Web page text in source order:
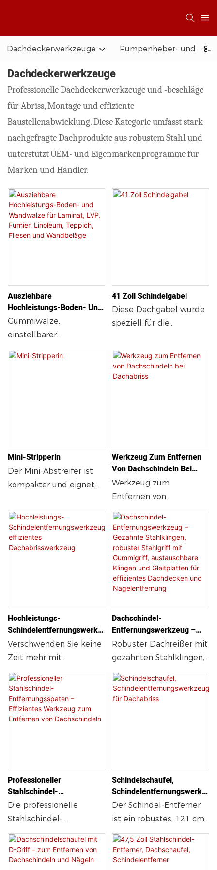
Dachdeckerwerkzeuge Pumpenheber- und
Dachdeckerwerkzeuge
Professionelle Dachdeckerwerkzeuge und -beschläge
für Abriss, Montage und effiziente
Baustellenabwicklung. Diese Kategorie umfasst stark
nachgefragte Dachprodukte aus robustem Stahl und
unterstützt OEM- und Eigenmarkenprogramme für
Marken und Händler.
Ausziehbare
Hochleistungs-Boden- Und
Wandwalze Für Laminat,
LVP, Furnier, Linoleum,
Wandbeläge
Gummiwalze,
einstellbarer
Walzendruck, robuste
Bodenwalze,
41 Zoll Schindelgabel
Diese Dachgabel wurde
speziell für die
Bitumenschindeln
entwickelt. Sie verfügt
über einen 104 cm
Werkzeug lassen sich
selbst anspruchsvollste
Dacharbeiten mühelos
bewältigen. Der
Gabelkopf ist robust und
geschmiedet.
Mini-Stripperin
Der Mini-Abstreifer ist
kompakter und eignet
zugängliche Stellen an
Dachgauben,
Dachüberständen,
Stufenblechen und zum
leichter Stahlgriff,
komfortabler D-Griff aus
Kunststoff, 11ga
hochfester, gehärteter
Stahl, robotergeschweißt
für Stabilität und
Langlebigkeit. Geeignet
für private und
gewerbliche Nutzung.
Werkzeug Zum Entfernen
Von Dachschindeln Bei
Dachabriss
Werkzeug zum
Entfernen von
Dachschindeln –
Robuster Dachspaten
mit Nagelzieher,
komfortabler Griff, ideal
für die schnelle und
saubere Entfernung von
Dachschindeln
Hochleistungs-
Schindelentfernungswerkz
Eug, Effizientes
Dachabrisswerkzeug
Verschwenden Sie keine
Zeit mehr mit
ineffizientem Werkzeug.
Wählen Sie eine
Dachschaufel, die auf
Leistung, Langlebigkeit
einfacher.
Dachschindel-
Entfernungswerkzeug –
Gezahnte Stahlklingen,
Robuster Stahlgriff Mit
Gummigriff, Austauschbare
Klingen Und Gleitplatten
Für Effizientes Dachdecken
Und Nagelentfernung
Robuster Dachreißer mit
gezahnten Stahlklingen,
Stahlgriff und
Gummigriff.
Austauschbare Teile für
Professioneller
Stahlschindel-
Entfernungsspaten –
Effizientes Werkzeug Zum
Dachschindeln
Die professionelle
Stahlschindel-
Entfernungsschaufel ist
ein robustes
Dachdeckerwerkzeug
Schindelschaufel,
Schindelentfernungswerkz
Eug Für Dachabriss
Der Schindel-Entferner
ist ein robustes, 121 cm
langes Werkzeug zum
Abziehen von
Dachschindeln. Er